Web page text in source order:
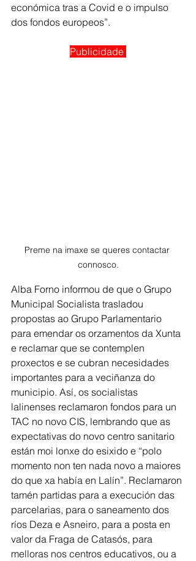
económica tras a Covid e o impulso
dos fondos europeos”.
Publicidade
Preme na imaxe se queres contactar
connosco.
Alba Forno informou de que o Grupo
Municipal Socialista trasladou
propostas ao Grupo Parlamentario
para emendar os orzamentos da Xunta
e reclamar que se contemplen
proxectos e se cubran necesidades
importantes para a veciñanza do
municipio. Así, os socialistas
lalinenses reclamaron fondos para un
TAC no novo CIS, lembrando que as
expectativas do novo centro sanitario
están moi lonxe do esixido e “polo
momento non ten nada novo a maiores
do que xa había en Lalín”. Reclamaron
tamén partidas para a execución das
parcelarias, para o saneamento dos
ríos Deza e Asneiro, para a posta en
valor da Fraga de Catasós, para
melloras nos centros educativos, ou a